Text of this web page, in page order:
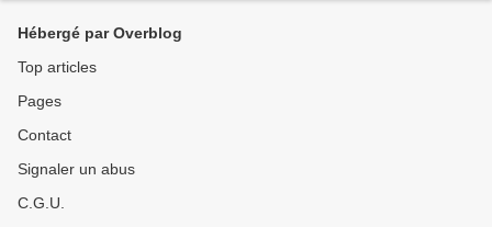
Hébergé par Overblog
Top articles
Pages
Contact
Signaler un abus
C.G.U.